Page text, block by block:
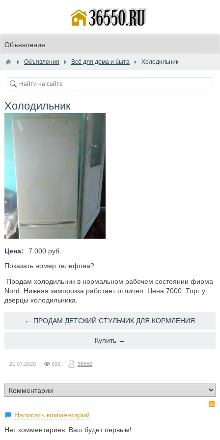
Объявления Всё для дома и быта ​Холодильник
​Холодильник
Цена:
7.000 руб.
Показать номер телефона?
Продам холодильник в нормальном рабочем состоянии фирма
Nord. Нижняя заморозка работает отлично. Цена 7000. Торг у
дверцы холодильника.
← ​ПРОДАМ ДЕТСКИЙ СТУЛЬЧИК ДЛЯ КОРМЛЕНИЯ
​Купить →
21.07.2020 992 36550
Написать комментарий
Нет комментариев. Ваш будет первым!